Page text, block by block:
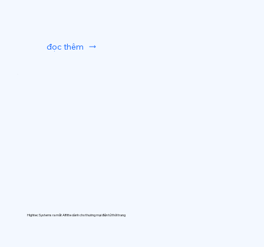
đọc thêm
Hightec Systems ra mắt AIfitte dành cho thương mại điện tử thời trang